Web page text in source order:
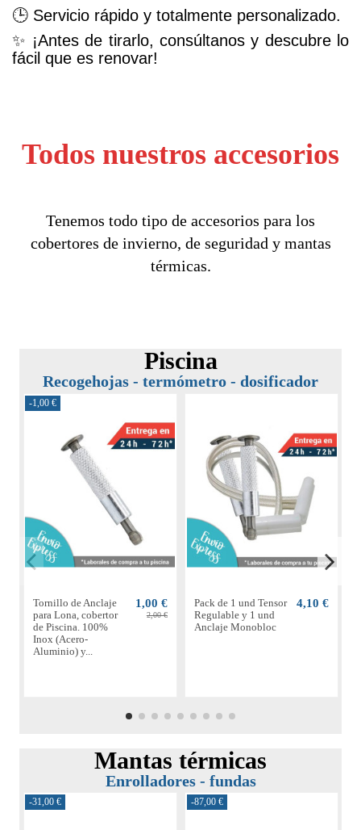
🕒 Servicio rápido y totalmente personalizado.
✨ ¡Antes de tirarlo, consúltanos y descubre lo
fácil que es renovar!
Todos nuestros accesorios
Tenemos todo tipo de accesorios para los
cobertores de invierno, de seguridad y mantas
térmicas.
Piscina
Recogehojas - termómetro - dosificador
-1,00 €
Tornillo de Anclaje
para Lona, cobertor
de Piscina. 100%
Inox (Acero-
Aluminio) y...
1,00 €
2,00 €
Pack de 1 und Tensor
Regulable y 1 und
Anclaje Monobloc
4,10 €
Mantas térmicas
Enrolladores - fundas
-31,00 € -87,00 €